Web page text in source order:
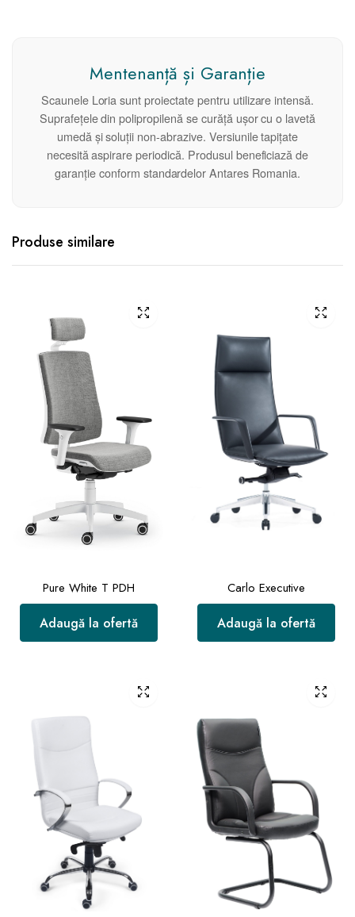
Mentenanță și Garanție
Scaunele Loria sunt proiectate pentru utilizare intensă.
Suprafețele din polipropilenă se curăță ușor cu o lavetă
umedă și soluții non-abrazive. Versiunile tapițate
necesită aspirare periodică. Produsul beneficiază de
garanție conform standardelor Antares Romania.
Produse similare
Pure White T PDH
Adaugă la ofertă
Carlo Executive
Adaugă la ofertă